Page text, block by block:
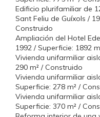
Edificio plurifamiliar de
Sant Feliu de Guíxols /
Construido
Ampliación del Hotel
1992 / Superficie: 1892
Vivienda unifarmiliar
290 m² / Construido
Vivienda unifarmiliar
Superficie: 278 m² /
Vivienda unifarmiliar
Superficie: 370 m² /